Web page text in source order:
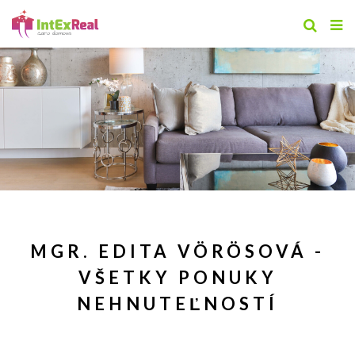
MGR. EDITA VÖRÖSOVÁ -
VŠETKY PONUKY
NEHNUTEĽNOSTÍ